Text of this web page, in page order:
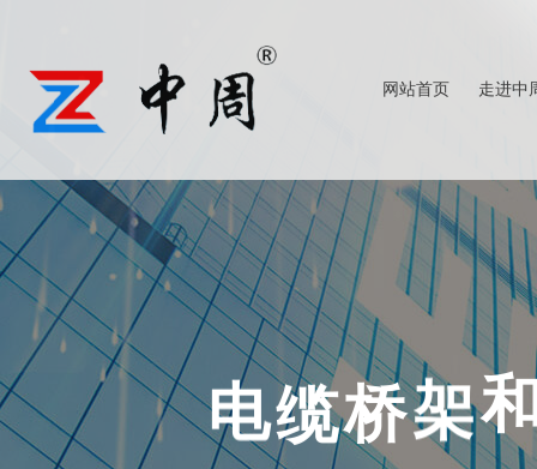
网站首页 走进中
查看更多 查看更多
电缆桥架